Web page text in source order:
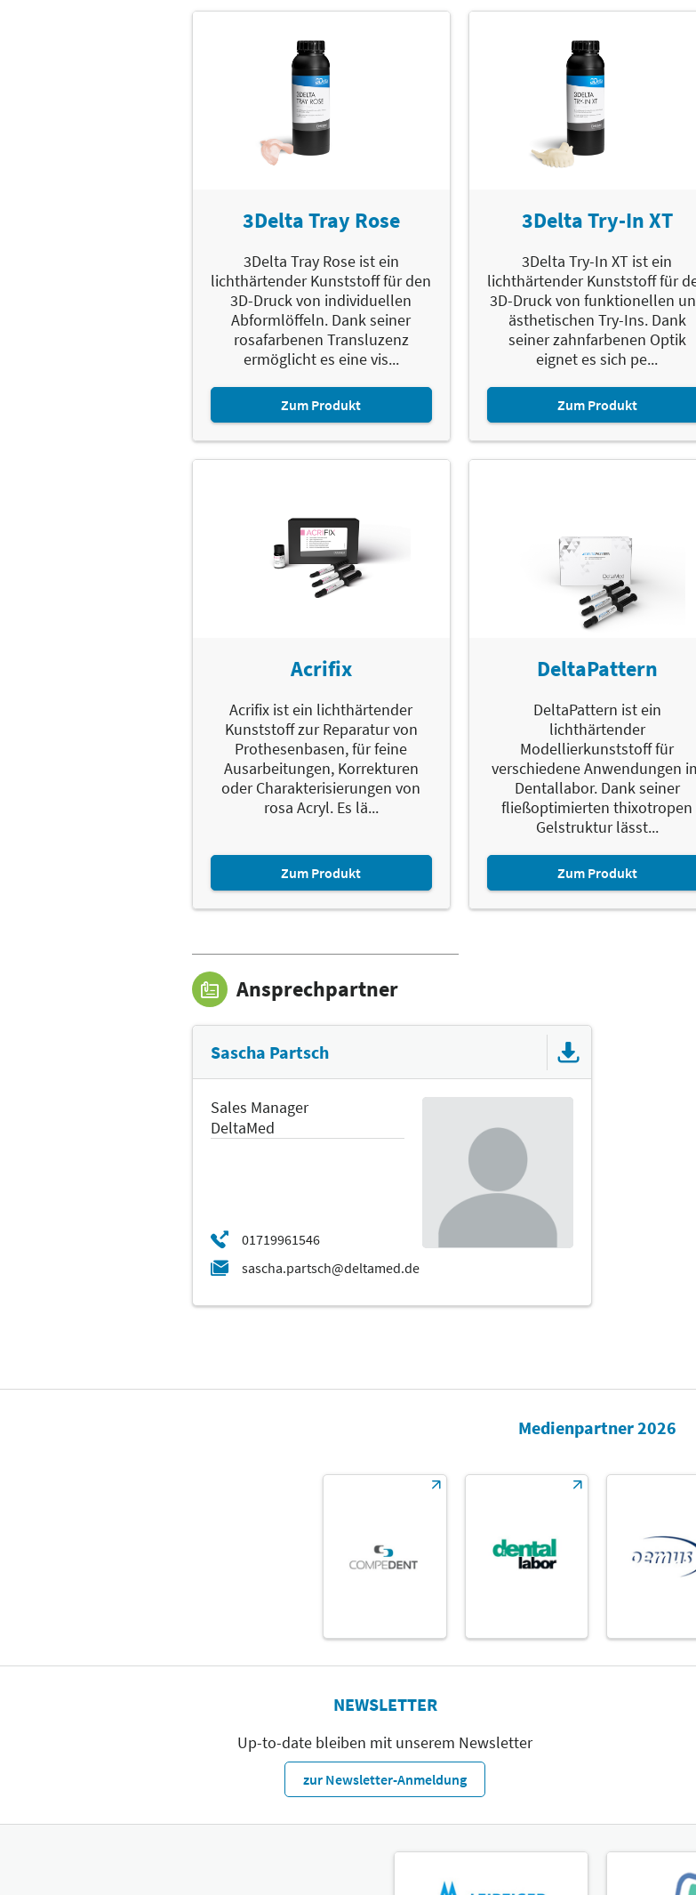
3Delta Tray Rose
3Delta Tray Rose ist ein
lichthärtender Kunststoff für den
3D-Druck von individuellen
Abformlöffeln. Dank seiner
rosafarbenen Transluzenz
ermöglicht es eine vis...
Zum Produkt
3Delta Try-In XT
3Delta Try-In XT ist ein
lichthärtender Kunststoff für
3D-Druck von funktionellen
ästhetischen Try-Ins. Dank
seiner zahnfarbenen Optik
eignet es sich pe...
Zum Produkt
Acrifix
Acrifix ist ein lichthärtender
Kunststoff zur Reparatur von
Prothesenbasen, für feine
Ausarbeitungen, Korrekturen
oder Charakterisierungen von
rosa Acryl. Es lä...
Zum Produkt
DeltaPattern
DeltaPattern ist ein
lichthärtender
Modellierkunststoff für
verschiedene Anwendungen
Dentallabor. Dank seiner
fließoptimierten thixotropen
Gelstruktur lässt...
Zum Produkt
Ansprechpartner
Sascha Partsch
Sales Manager
DeltaMed
Medienpartner 2026
NEWSLETTER
Up-to-date bleiben mit unserem Newsletter
zur Newsletter-Anmeldung